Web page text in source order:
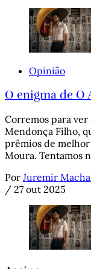
Opinião
O enigma de O
Corremos para
Mendonça Filho,
prêmios de
Moura. Tentamos
Por Juremir
/ 27 out 2025